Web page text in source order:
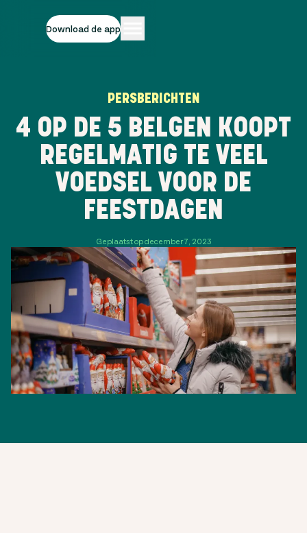
Download de app
PERSBERICHTEN
4 OP DE 5 BELGEN KOOPT
REGELMATIG TE VEEL
VOEDSEL VOOR DE
FEESTDAGEN
Geplaatst op december 7, 2023